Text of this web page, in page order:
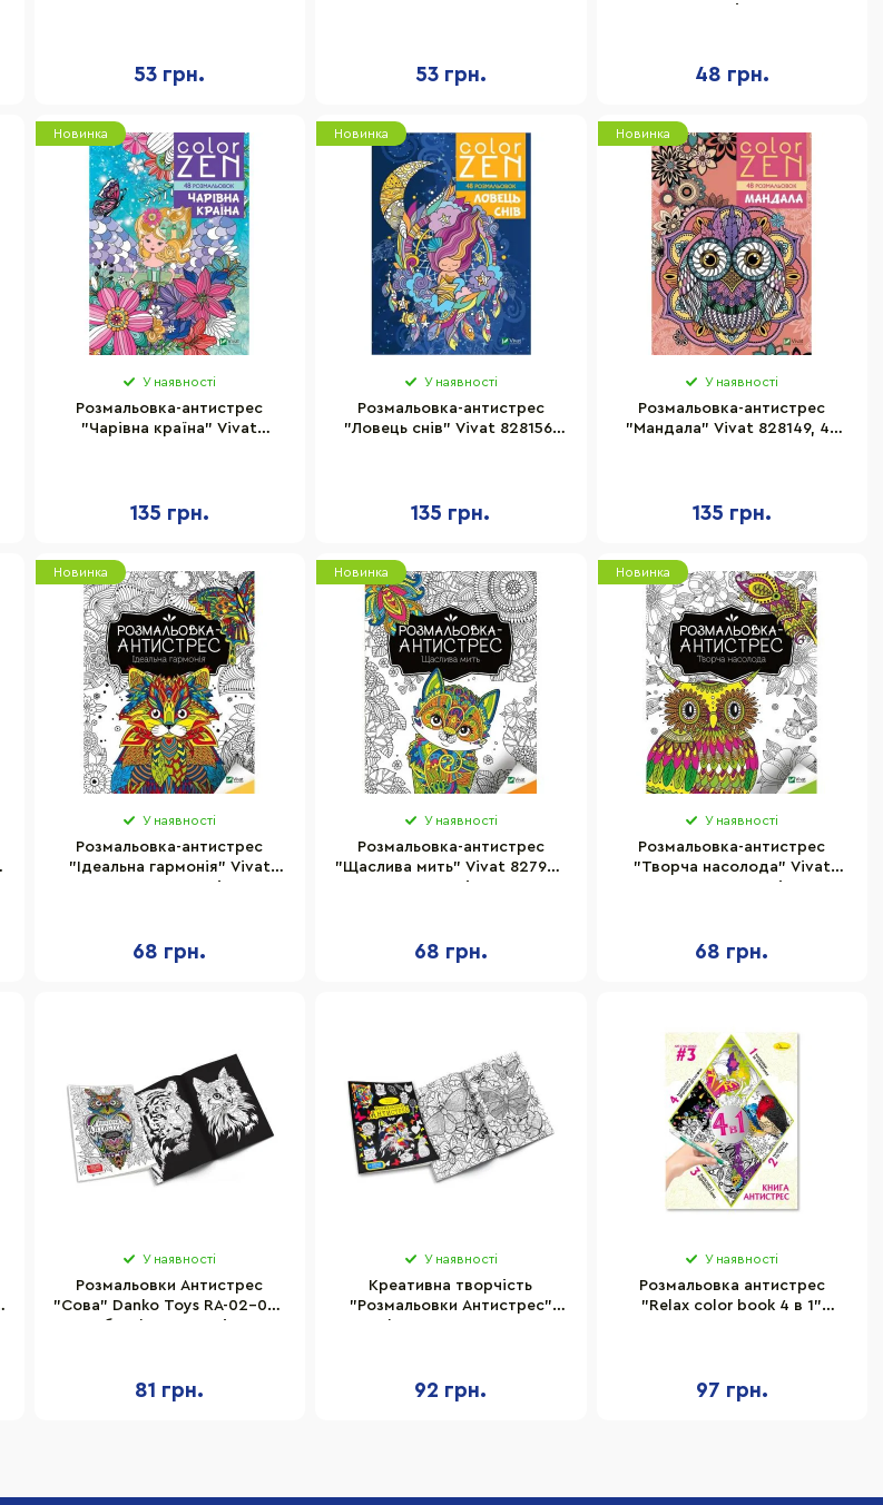
53 грн. 53 грн. 48 грн.
Новинка
У наявності
Розмальовка-антистрес
"Чарівна країна" Vivat
135 грн.
Новинка
У наявності
Розмальовка-антистрес
"Ловець снів" Vivat 828156,
135 грн.
Новинка
У наявності
Розмальовка-антистрес
"Мандала" Vivat 828149, 48
135 грн.
Новинка
У наявності
Розмальовка-антистрес
"Ідеальна гармонія" Vivat
68 грн.
Новинка
У наявності
Розмальовка-антистрес
"Щаслива мить" Vivat 827951,
68 грн.
Новинка
У наявності
Розмальовка-антистрес
"Творча насолода" Vivat
68 грн.
У наявності
Розмальовки Антистрес
"Сова" Danko Toys RA-02-01U
81 грн.
У наявності
Креативна творчість
"Розмальовки Антистрес"
92 грн.
У наявності
Розмальовка антистрес
"Relax color book 4 в 1"
97 грн.